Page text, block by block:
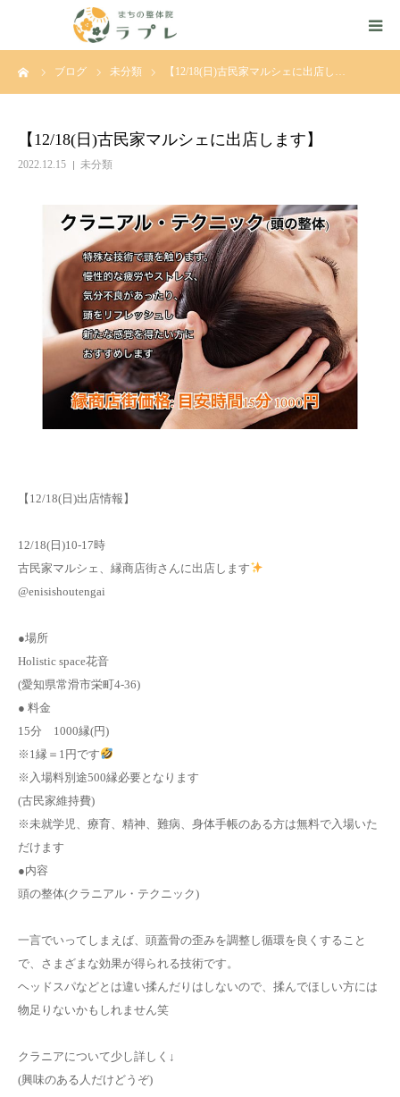
ブログ 未分類 【12/18(日)古民家マルシェに出店し…
【12/18(日)古民家マルシェに出店します】
2022.12.15 未分類
【12/18(日)出店情報】
12/18(日)10-17時
古民家マルシェ、縁商店街さんに出店します
@enisishoutengai
●場所
Holistic space花音
(愛知県常滑市栄町4-36)
● 料金
15分 1000縁(円)
※1縁＝1円です
※入場料別途500縁必要となります
(古民家維持費)
※未就学児、療育、精神、難病、身体手帳のある方は無料で入場いた
だけます
●内容
頭の整体(クラニアル・テクニック)
一言でいってしまえば、頭蓋骨の歪みを調整し循環を良くすること
で、さまざまな効果が得られる技術です。
ヘッドスパなどとは違い揉んだりはしないので、揉んでほしい方には
物足りないかもしれません笑
クラニアについて少し詳しく↓
(興味のある人だけどうぞ)
はじめての方へ
施術の流れ
施術の特徴
料金
ご予約
キャンセル規定
お問い合わせ